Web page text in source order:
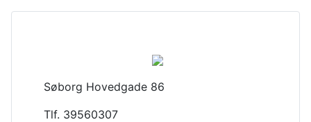
Søborg Hovedgade 86
Tlf. 39560307